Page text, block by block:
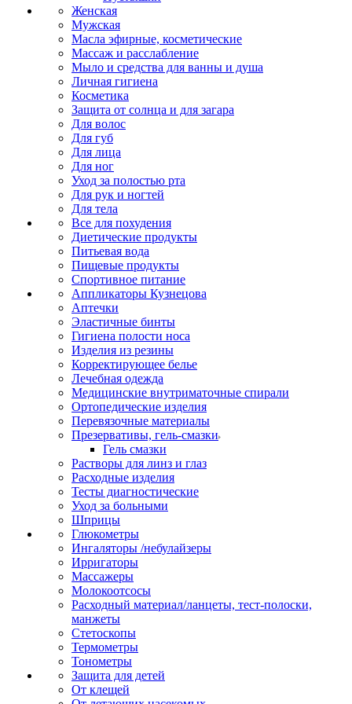
Женская
Мужская
Масла эфирные, косметические
Массаж и расслабление
Мыло и средства для ванны и душа
Личная гигиена
Косметика
Защита от солнца и для загара
Для волос
Для губ
Для лица
Для ног
Уход за полостью рта
Для рук и ногтей
Для тела
Все для похудения
Диетические продукты
Питьевая вода
Пищевые продукты
Спортивное питание
Аппликаторы Кузнецова
Аптечки
Эластичные бинты
Гигиена полости носа
Изделия из резины
Корректирующее белье
Лечебная одежда
Медицинские внутриматочные спирали
Ортопедические изделия
Перевязочные материалы
Презервативы, гель-смазки
Гель смазки
Растворы для линз и глаз
Расходные изделия
Тесты диагностические
Уход за больными
Шприцы
Глюкометры
Ингаляторы /небулайзеры
Ирригаторы
Массажеры
Молокоотсосы
Расходный материал/ланцеты, тест-полоски,
манжеты
Стетоскопы
Термометры
Тонометры
Защита для детей
От клещей